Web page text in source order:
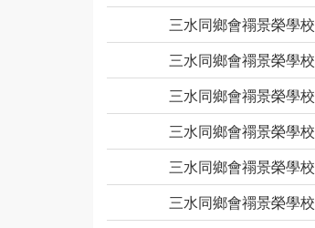
三水同鄉會禤景榮學校
三水同鄉會禤景榮學校
三水同鄉會禤景榮學校
三水同鄉會禤景榮學校
三水同鄉會禤景榮學校
三水同鄉會禤景榮學校